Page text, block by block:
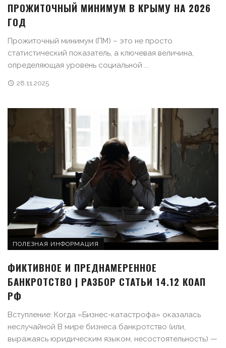
ПРОЖИТОЧНЫЙ МИНИМУМ В КРЫМУ НА 2026
ГОД
Прожиточный минимум (ПМ) – это не просто
статистический показатель, а ключевая величина,
определяющая уровень социальной ...
28.11.2025
ПОЛЕЗНАЯ ИНФОРМАЦИЯ
ФИКТИВНОЕ И ПРЕДНАМЕРЕННОЕ
БАНКРОТСТВО | РАЗБОР СТАТЬИ 14.12 КОАП
РФ
Вступление: Когда «Бизнес-катастрофа» оказалась
неслучайной В мире бизнеса банкротство (или,
выражаясь юридическим языком, несостоятельность) —